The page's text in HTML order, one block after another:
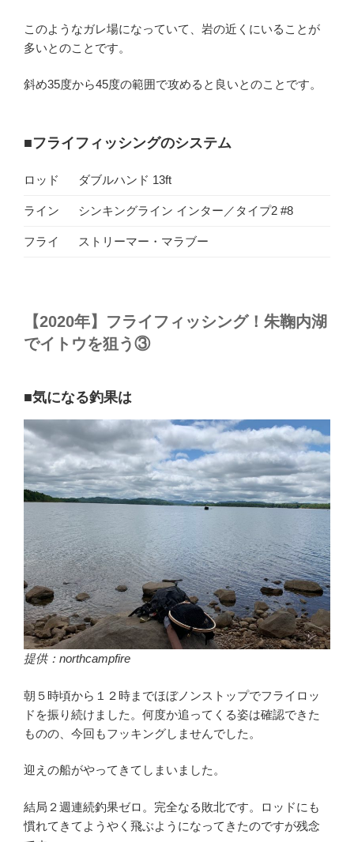
このようなガレ場になっていて、岩の近くにいることが
多いとのことです。
斜め35度から45度の範囲で攻めると良いとのことです。
■フライフィッシングのシステム
ロッド ダブルハンド 13ft
ライン シンキングライン インター／タイプ2 #8
フライ ストリーマー・マラブー
【2020年】フライフィッシング！朱鞠内湖
でイトウを狙う③
■気になる釣果は
提供：northcampfire
朝５時頃から１２時までほぼノンストップでフライロッ
ドを振り続けました。何度か追ってくる姿は確認できた
ものの、今回もフッキングしませんでした。
迎えの船がやってきてしまいました。
結局２週連続釣果ゼロ。完全なる敗北です。ロッドにも
慣れてきてようやく飛ぶようになってきたのですが残念